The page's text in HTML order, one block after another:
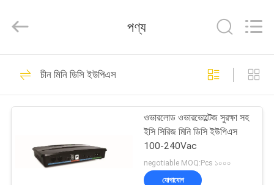
পণ্য
আমাদের
সম্বন্ধে
POWER
GROUP.
Reserved.
জি টেক ইউপিএস
87
পণ্য
চীন মিনি ডিসি ইউপিএস
ওভারলোড ওভারভোল্টেজ সুরক্ষা সহ
ইসি সিরিজ মিনি ডিসি ইউপিএস
100-240Vac
negotiable MOQ:Pcs ১০০০
যোগাযোগ